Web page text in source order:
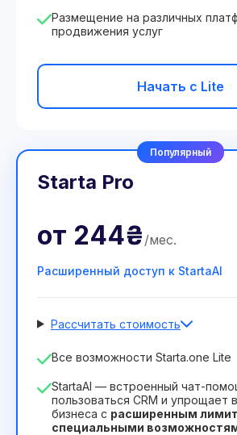
Размещение на различных
продвижения услуг
Начать с Lite
Популярный
Starta Pro
от 244₴ /мес.
Расширенный доступ к StartaAI
Рассчитать стоимость
Количество сотрудников
Срок действия лицензии
12 Months(скидка -25%) Выгодный
Все возможности Starta.one Lite
StartaAI — встроенный чат-
пользоваться CRM и упрощает
бизнеса с расширенным
специальными